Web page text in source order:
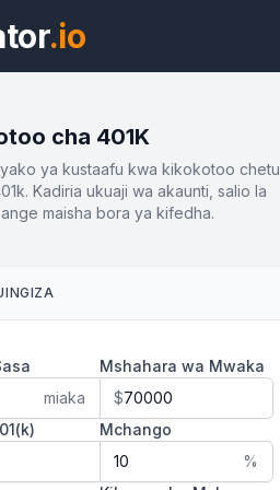
.io
cha 401K
ya kustaafu kwa kikokotoo chetu
Kadiria ukuaji wa akaunti, salio la
maisha bora ya kifedha.
miaka
Mshahara wa Mwaka
$
Mchango
%